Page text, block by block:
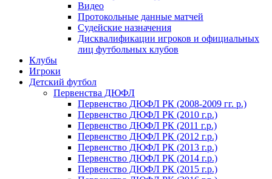
Видео
Протокольные данные матчей
Судейские назначения
Дисквалификации игроков и официальных
лиц футбольных клубов
Клубы
Игроки
Детский футбол
Первенства ДЮФЛ
Первенство ДЮФЛ РК (2008-2009 гг. р.)
Первенство ДЮФЛ РК (2010 г.р.)
Первенство ДЮФЛ РК (2011 г.р.)
Первенство ДЮФЛ РК (2012 г.р.)
Первенство ДЮФЛ РК (2013 г.р.)
Первенство ДЮФЛ РК (2014 г.р.)
Первенство ДЮФЛ РК (2015 г.р.)